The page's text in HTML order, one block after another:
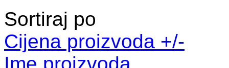
Sortiraj po
Cijena proizvoda +/-
Ime proizvoda